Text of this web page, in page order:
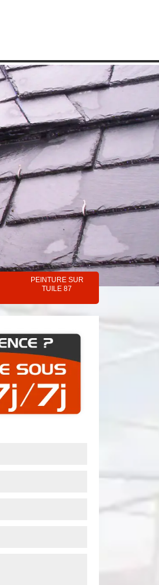
PEINTURE SUR
TUILE 87